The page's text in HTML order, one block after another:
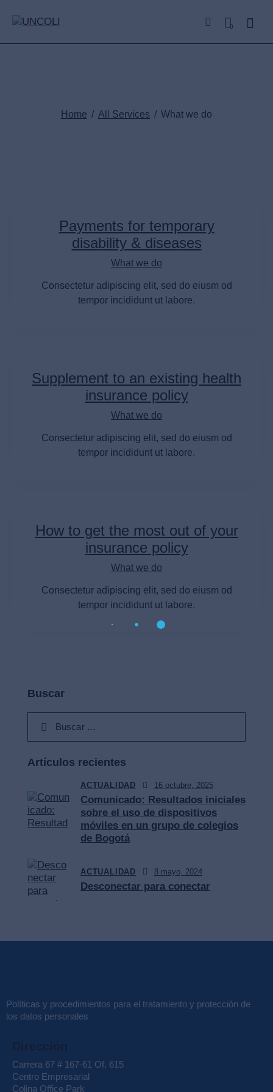
0
Home All Services What we do
Payments for temporary
disability & diseases
What we do
Consectetur adipiscing elit, sed do eiusm od
tempor incididunt ut labore.
Supplement to an existing health
insurance policy
What we do
Consectetur adipiscing elit, sed do eiusm od
tempor incididunt ut labore.
How to get the most out of your
insurance policy
What we do
Consectetur adipiscing elit, sed do eiusm od
tempor incididunt ut labore.
Buscar
Artículos recientes
ACTUALIDAD 16 octubre, 2025
Comunicado: Resultados iniciales
sobre el uso de dispositivos
móviles en un grupo de colegios
de Bogotá
ACTUALIDAD 8 mayo, 2024
Desconectar para conectar
Políticas y procedimientos para el tratamiento y protección de
los datos personales
Carrera 67 # 167-61 Of. 615
Centro Empresarial
Colina Office Park